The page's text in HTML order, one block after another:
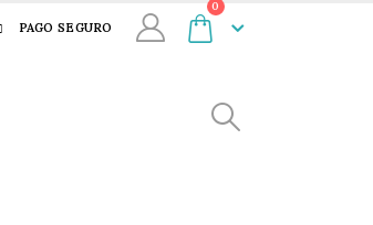
PAGO SEGURO
0